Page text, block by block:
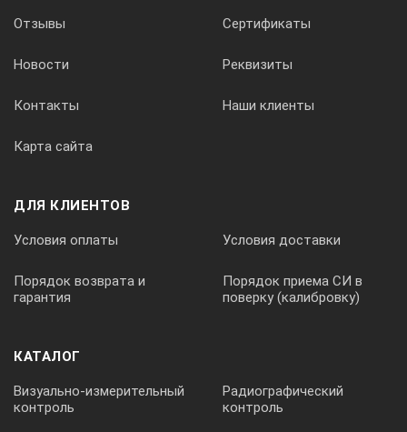
Отзывы Сертификаты
Новости Реквизиты
Контакты Наши клиенты
Карта сайта
ДЛЯ КЛИЕНТОВ
Условия оплаты Условия доставки
Порядок возврата и
гарантия
Порядок приема СИ в
поверку (калибровку)
КАТАЛОГ
Визуально-измерительный
контроль
Радиографический
контроль